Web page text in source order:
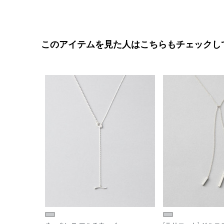
このアイテムを見た人はこちらもチェックし